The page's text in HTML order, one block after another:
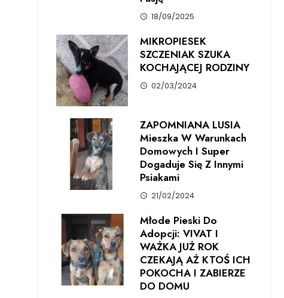
18/09/2025
MIKROPIESEK
SZCZENIAK SZUKA
KOCHAJĄCEJ RODZINY
02/03/2024
ZAPOMNIANA LUSIA
Mieszka W Warunkach
Domowych I Super
Dogaduje Się Z Innymi
Psiakami
21/02/2024
Młode Pieski Do
Adopcji: VIVAT I
WAŻKA JUŻ ROK
CZEKAJĄ AŻ KTOŚ ICH
POKOCHA I ZABIERZE
DO DOMU